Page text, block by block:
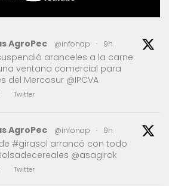
AgroPec @infonap · 9h
aranceles a la carne
ventana comercial para
del Mercosur @IPCVA
Twitter
AgroPec @infonap · 9h
#girasol arrancó con todo
@asagirok
Twitter